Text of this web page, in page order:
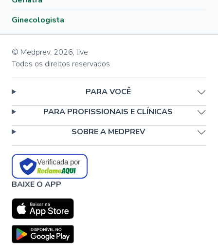
Ginecologista
© Medprev, 2026, live
Todos os direitos reservados
PARA VOCÊ
PARA PROFISSIONAIS E CLÍNICAS
SOBRE A MEDPREV
Verificada por
BAIXE O APP